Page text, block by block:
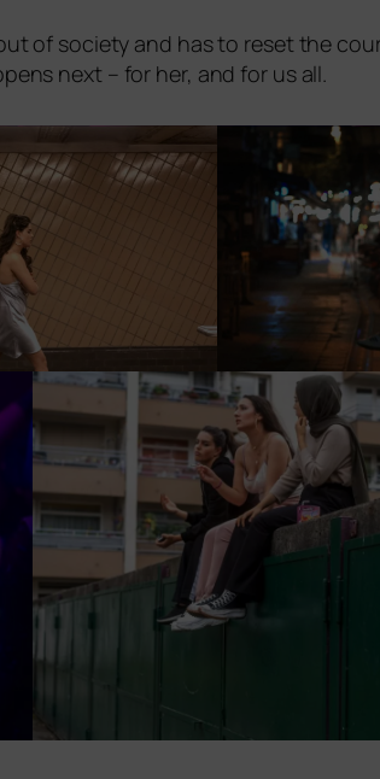
of socie­ty and has to reset the
next – for her, and for us all.